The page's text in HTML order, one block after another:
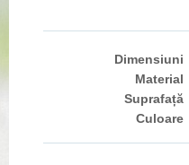
Dimensiuni
Material
Suprafață
Culoare